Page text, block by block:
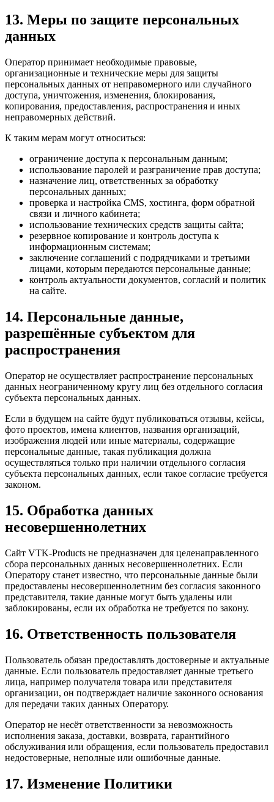
13. Меры по защите персональных
данных
Оператор принимает необходимые правовые,
организационные и технические меры для защиты
персональных данных от неправомерного или случайного
доступа, уничтожения, изменения, блокирования,
копирования, предоставления, распространения и иных
неправомерных действий.
К таким мерам могут относиться:
ограничение доступа к персональным данным;
использование паролей и разграничение прав доступа;
назначение лиц, ответственных за обработку
персональных данных;
проверка и настройка CMS, хостинга, форм обратной
связи и личного кабинета;
использование технических средств защиты сайта;
резервное копирование и контроль доступа к
информационным системам;
заключение соглашений с подрядчиками и третьими
лицами, которым передаются персональные данные;
контроль актуальности документов, согласий и политик
на сайте.
14. Персональные данные,
разрешённые субъектом для
распространения
Оператор не осуществляет распространение персональных
данных неограниченному кругу лиц без отдельного согласия
субъекта персональных данных.
Если в будущем на сайте будут публиковаться отзывы, кейсы,
фото проектов, имена клиентов, названия организаций,
изображения людей или иные материалы, содержащие
персональные данные, такая публикация должна
осуществляться только при наличии отдельного согласия
субъекта персональных данных, если такое согласие требуется
законом.
15. Обработка данных
несовершеннолетних
Сайт VTK-Products не предназначен для целенаправленного
сбора персональных данных несовершеннолетних. Если
Оператору станет известно, что персональные данные были
предоставлены несовершеннолетним без согласия законного
представителя, такие данные могут быть удалены или
заблокированы, если их обработка не требуется по закону.
16. Ответственность пользователя
Пользователь обязан предоставлять достоверные и актуальные
данные. Если пользователь предоставляет данные третьего
лица, например получателя товара или представителя
организации, он подтверждает наличие законного основания
для передачи таких данных Оператору.
Оператор не несёт ответственности за невозможность
исполнения заказа, доставки, возврата, гарантийного
обслуживания или обращения, если пользователь предоставил
недостоверные, неполные или ошибочные данные.
17. Изменение Политики